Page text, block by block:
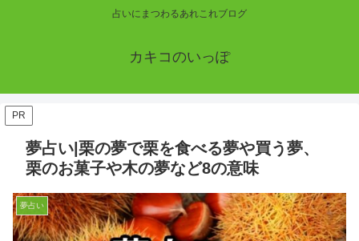
占いにまつわるあれこれブログ
カキコのいっぽ
PR
夢占い|栗の夢で栗を食べる夢や買う夢、
栗のお菓子や木の夢など8の意味
夢占い